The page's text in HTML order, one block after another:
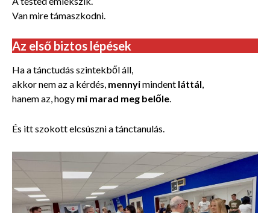
Van mire támaszkodni.
Az első biztos lépések
Ha a tánctudás szintekből áll,
akkor nem az a kérdés, mennyimindent láttál,
hanem az, hogy mi marad meg belőle.
És itt szokott elcsúszni a tánctanulás.